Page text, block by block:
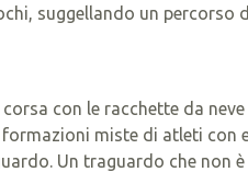
suggellando un percorso
con le racchette da neve
miste di atleti con
Un traguardo che non